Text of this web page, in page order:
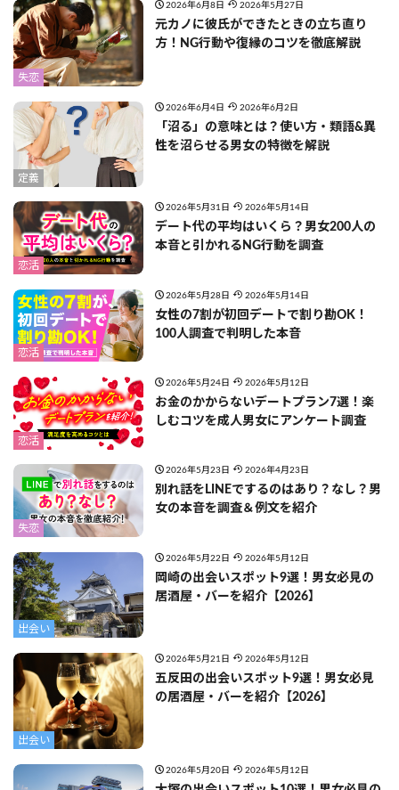
失恋
2026年6月8日 2026年5月27日
元カノに彼氏ができたときの立ち直り
方！NG行動や復縁のコツを徹底解説
定義
2026年6月4日 2026年6月2日
「沼る」の意味とは？使い方・類語&異
性を沼らせる男女の特徴を解説
恋活
2026年5月31日 2026年5月14日
デート代の平均はいくら？男女200人の
本音と引かれるNG行動を調査
恋活
2026年5月28日 2026年5月14日
女性の7割が初回デートで割り勘OK！
100人調査で判明した本音
恋活
2026年5月24日 2026年5月12日
お金のかからないデートプラン7選！楽
しむコツを成人男女にアンケート調査
失恋
2026年5月23日 2026年4月23日
別れ話をLINEでするのはあり？なし？男
女の本音を調査＆例文を紹介
出会い
2026年5月22日 2026年5月12日
岡崎の出会いスポット9選！男女必見の
居酒屋・バーを紹介【2026】
出会い
2026年5月21日 2026年5月12日
五反田の出会いスポット9選！男女必見
の居酒屋・バーを紹介【2026】
2026年5月20日 2026年5月12日